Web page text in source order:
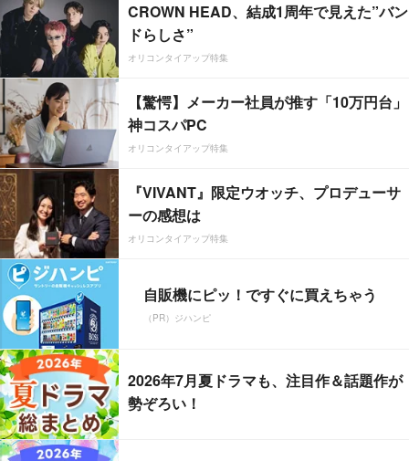
CROWN HEAD、結成1周年で見えた”バン
ドらしさ”
オリコンタイアップ特集
【驚愕】メーカー社員が推す「10万円台」
神コスパPC
オリコンタイアップ特集
『VIVANT』限定ウオッチ、プロデューサ
ーの感想は
オリコンタイアップ特集
自販機にピッ！ですぐに買えちゃう
（PR）ジハンピ
2026年7月夏ドラマも、注目作＆話題作が
勢ぞろい！